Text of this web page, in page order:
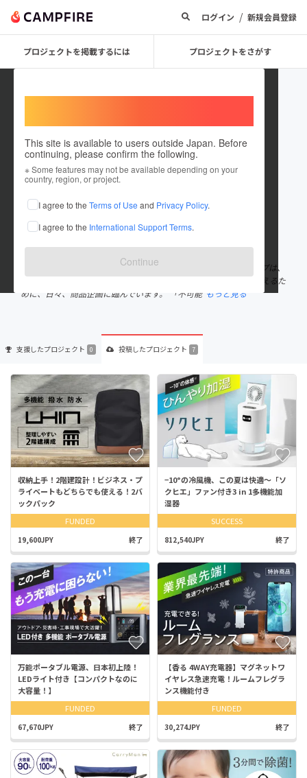
ログイン / 新規会員登録
プロジェクトを掲載するには プロジェクトをさがす
This site is available to users outside Japan. Before
continuing, please confirm the following.
※ Some features may not be available depending on your
country, region, or project.
I agree to the Terms of Use and Privacy Policy.
I agree to the International Support Terms.
Continue
fujigroup
これまでに7件のプロジェクトを投稿しています
在住国：日本 現在地：大阪府
出身国：日本 出身地：未設定
【これからの時代に必要な会社でありたい】 株式会社富士グループは、
「こんな商品があったらいいな」というお客様の 熱意・想いに応えるた
めに、日々、商品企画に臨んでいます。 「不可能 もっと見る
支援したプロジェクト 0 投稿したプロジェクト 7
収納上手！2階建設計！ビジネス・プ
ライベートもどちらでも使える！2バ
ックパック
FUNDED
19,600JPY 終了
−10°の冷風機、この夏は快適～「ソ
クヒエ」ファン付き3 in 1多機能加
湿器
SUCCESS
812,540JPY 終了
万能ポータブル電源、日本初上陸！
LEDライト付き【コンパクトなのに
大容量！】
FUNDED
67,670JPY 終了
【香る 4WAY充電器】マグネットワ
イヤレス急速充電！ルームフレグラ
ンス機能付き
FUNDED
30,274JPY 終了